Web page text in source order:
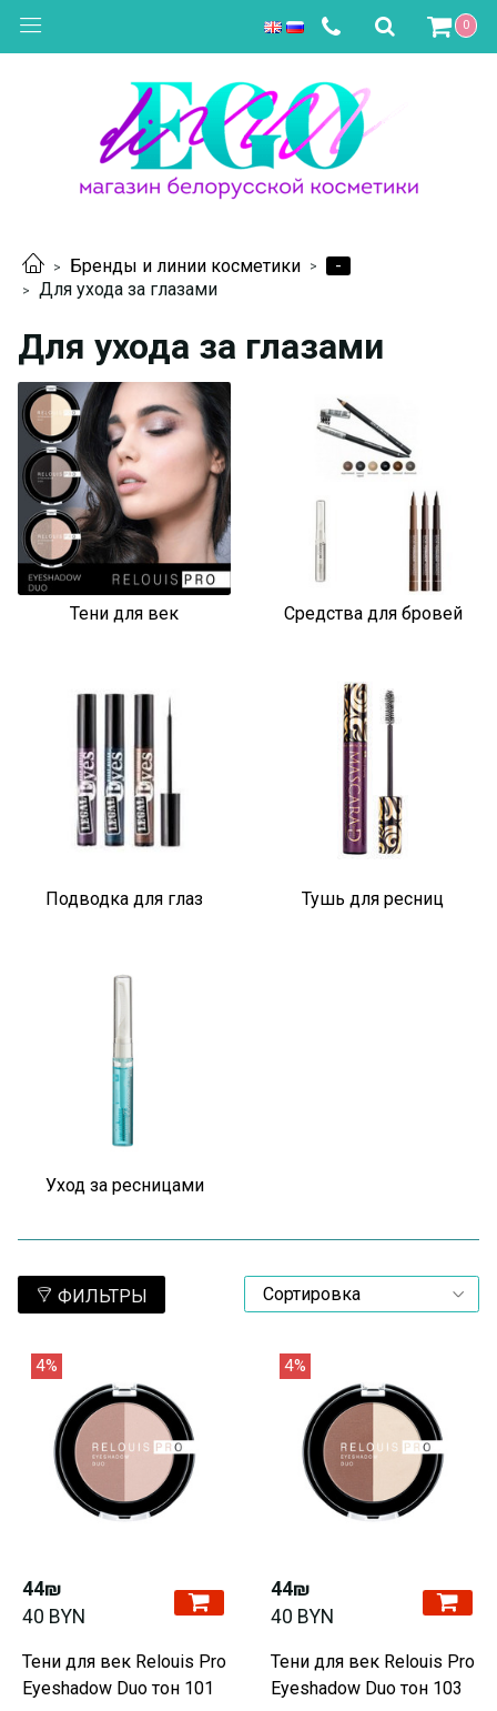
0
Бренды и линии косметики
-
Для ухода за глазами
Для ухода за глазами
Тени для век Средства для бровей
Подводка для глаз Тушь для ресниц
Уход за ресницами
ФИЛЬТРЫ
4%
44₪
40 BYN
Тени для век Relouis Pro
Eyeshadow Duo тон 101
4%
44₪
40 BYN
Тени для век Relouis Pro
Eyeshadow Duo тон 103